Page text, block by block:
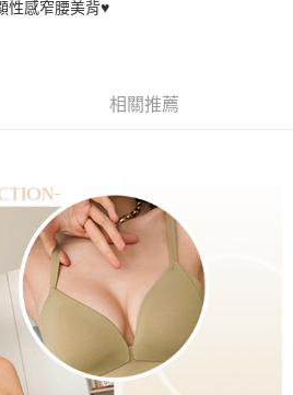
認證，即可結帳。
，再付款。
享後付」後，將跳轉至「AFTEE先享後付」
金額後，即可完成結帳。
繳費通知簡訊。
，點擊此簡訊中的連結，可透過四大超商／
行付款，方視為交易完成。
需立刻繳費，但若您需要取消訂單，請聯絡
取消之訂單仍視為有效，需透過AFTEE先享
享後付 」之結帳頁面顯示為準，若有關於
退款等相關疑問，請聯繫「AFTEE先享後付
support/home
以上)免運費
以上)免運費
以上)免運費
性感窄腰美背♥️
相關推薦